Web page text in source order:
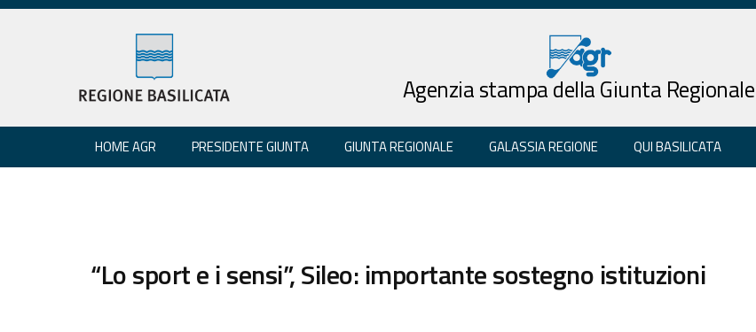
Agenzia stampa della Giunta Regionale
HOME AGR PRESIDENTE GIUNTA GIUNTA REGIONALE GALASSIA REGIONE QUI BASILICATA
“Lo sport e i sensi”, Sileo: importante sostegno istituzioni